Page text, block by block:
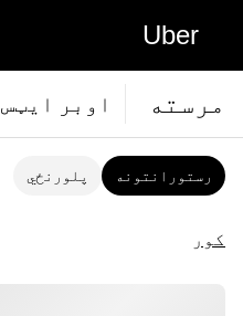
Uber
مرسته اوبر ايټس
رستورانتونه پلورنځي
کور